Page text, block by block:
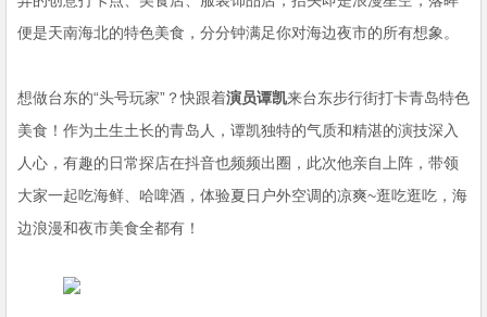
便是天南海北的特色美食，分分钟满足你对海边夜市的所有想象。
想做台东的“头号玩家”？快跟着演员谭凯来台东步行街打卡青岛特色
美食！作为土生土长的青岛人，谭凯独特的气质和精湛的演技深入
人心，有趣的日常探店在抖音也频频出圈，此次他亲自上阵，带领
大家一起吃海鲜、哈啤酒，体验夏日户外空调的凉爽~逛吃逛吃，海
边浪漫和夜市美食全都有！